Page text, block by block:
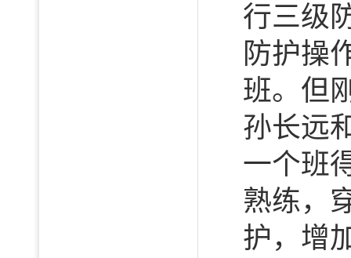
行三级
防护操
班。但
孙长远
一个班
熟练，
护，增